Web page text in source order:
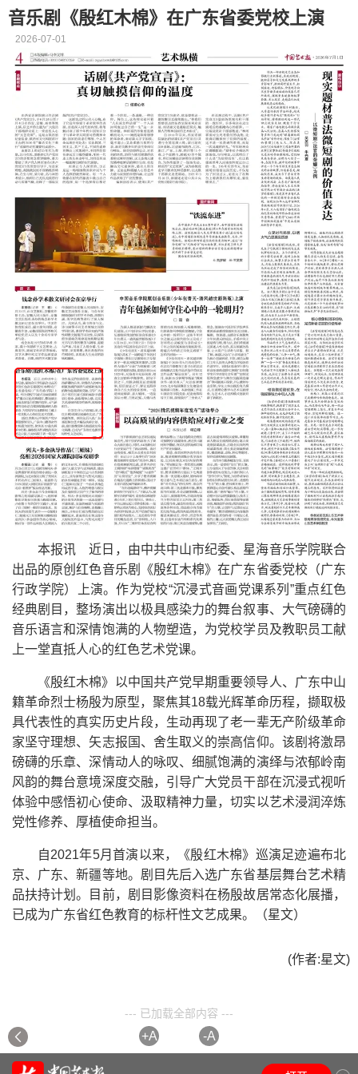
音乐剧《殷红木棉》在广东省委党校上演
2026-07-01
本报讯 近日，由中共中山市纪委、星海音乐学院联合
出品的原创红色音乐剧《殷红木棉》在广东省委党校（广东
行政学院）上演。作为党校“沉浸式音画党课系列”重点红色
经典剧目，整场演出以极具感染力的舞台叙事、大气磅礴的
音乐语言和深情饱满的人物塑造，为党校学员及教职员工献
上一堂直抵人心的红色艺术党课。
《殷红木棉》以中国共产党早期重要领导人、广东中山
籍革命烈士杨殷为原型，聚焦其18载光辉革命历程，撷取极
具代表性的真实历史片段，生动再现了老一辈无产阶级革命
家坚守理想、矢志报国、舍生取义的崇高信仰。该剧将激昂
磅礴的乐章、深情动人的咏叹、细腻饱满的演绎与浓郁岭南
风韵的舞台意境深度交融，引导广大党员干部在沉浸式视听
体验中感悟初心使命、汲取精神力量，切实以艺术浸润淬炼
党性修养、厚植使命担当。
自2021年5月首演以来，《殷红木棉》巡演足迹遍布北
京、广东、新疆等地。剧目先后入选广东省基层舞台艺术精
品扶持计划。目前，剧目影像资料在杨殷故居常态化展播，
已成为广东省红色教育的标杆性文艺成果。（星文）
(作者:星文)
--- 已加载全部内容 ---
+A -A